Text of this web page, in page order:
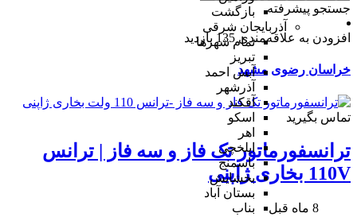
بازگشت
آذربایجان شرقی
تمام شهر‌ها
تبریز
آبش احمد
آذرشهر
آقکند
اسکو
اهر
ایلخچی
باسمنج
بخشایش
بستان آباد
بناب
جستجو پیشرفته
افزودن به علاقه‌مندی 135 بازدید
خراسان رضوی مشهد
تماس بگیرید
ترانسفورماتور تک فاز و سه فاز | ترانس
110V بخاری ژاپنی
8 ماه قبل